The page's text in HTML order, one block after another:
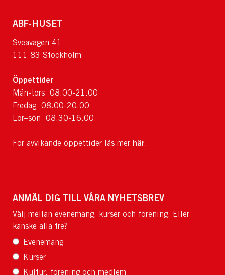
ABF-HUSET
Sveavägen 41
111 83 Stockholm
Öppettider
Mån-tors 08.00-21.00
Fredag 08.00-20.00
Lör–sön 08.30-16.00
För avvikande öppettider läs mer här.
ANMÄL DIG TILL VÅRA NYHETSBREV
Välj mellan evenemang, kurser och förening. Eller
kanske alla tre?
Evenemang
Kurser
Kultur, förening och medlem